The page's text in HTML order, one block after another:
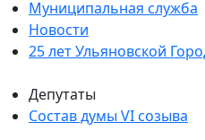
Муниципальная служба
Новости
25 лет Ульяновской
Депутаты
Состав думы VI созыва